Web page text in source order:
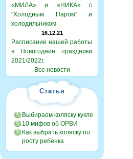
«МИЛА» и «НИКА» с
"Холодным Паром" и
холодильником
16.12.21
Расписание нашей работы
в Новогодние праздники
2021/2022г.
Все новости
Статьи
Выбираем коляску кукле
10 мифов об ОРВИ
Как выбрать коляску по
росту ребенка